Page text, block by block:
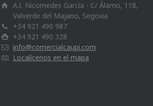
A.I. Nicomedes García - C/ Álamo, 118,
Valverde del Majano, Segovia
+34 921 490 987
+34 921 490 328
info@comercialcaupi.com
Localícenos en el mapa